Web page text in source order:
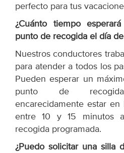
perfecto para tus
¿Cuánto tiempo
punto de recogida el día
Nuestros conductores
para atender a todos los
Pueden esperar un
punto de recogida.
encarecidamente estar
entre 10 y 15 minutos
recogida programada.
¿Puedo solicitar una silla